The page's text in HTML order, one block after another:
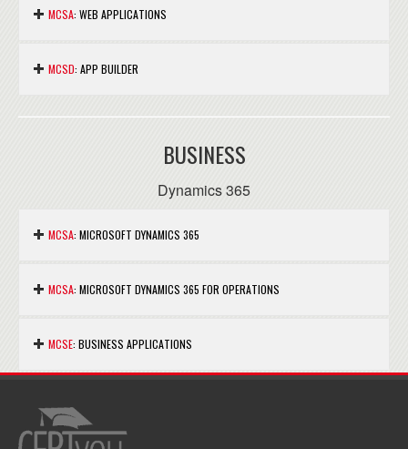
MCSA: WEB APPLICATIONS
MCSD: APP BUILDER
BUSINESS
Dynamics 365
MCSA: MICROSOFT DYNAMICS 365
MCSA: MICROSOFT DYNAMICS 365 FOR OPERATIONS
MCSE: BUSINESS APPLICATIONS